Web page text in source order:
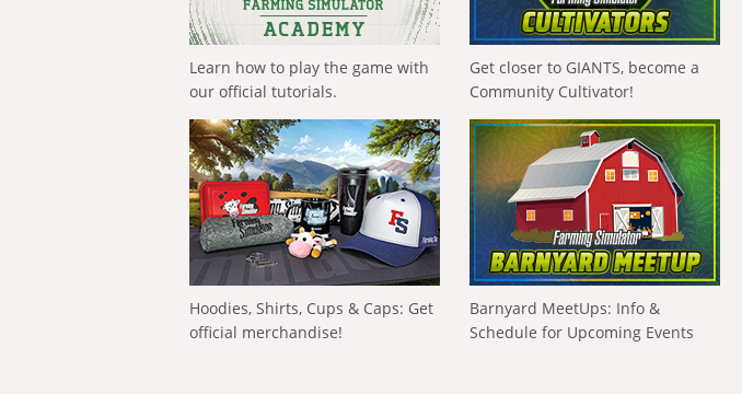
Learn how to play the game with
our official tutorials.
Get closer to GIANTS, become a
Community Cultivator!
Hoodies, Shirts, Cups & Caps: Get
official merchandise!
Barnyard MeetUps: Info &
Schedule for Upcoming Events